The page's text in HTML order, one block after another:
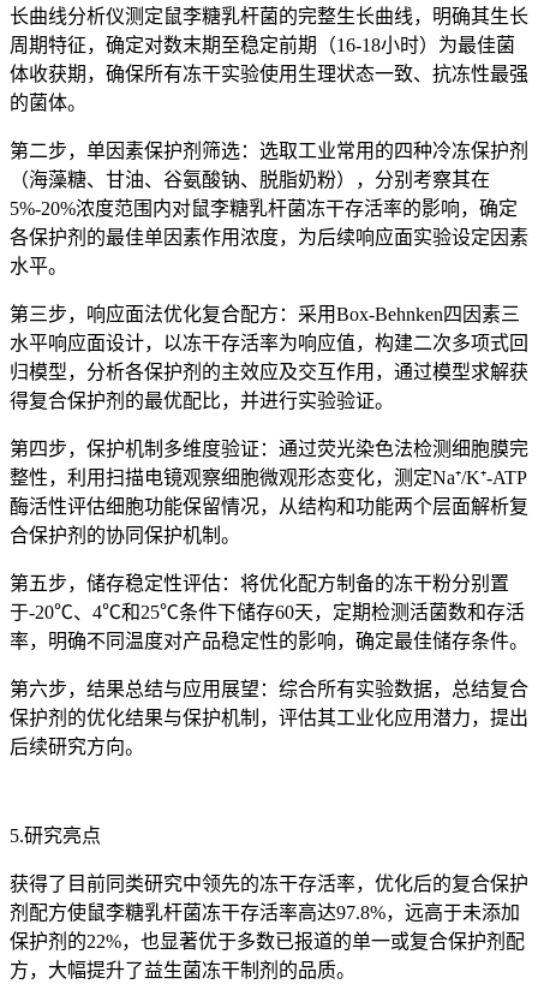
长曲线分析仪测定鼠李糖乳杆菌的完整生长曲线，明确其生长
周期特征，确定对数末期至稳定前期（16-18小时）为最佳菌
体收获期，确保所有冻干实验使用生理状态一致、抗冻性最强
的菌体。
第二步，单因素保护剂筛选：选取工业常用的四种冷冻保护剂
（海藻糖、甘油、谷氨酸钠、脱脂奶粉），分别考察其在
5%-20%浓度范围内对鼠李糖乳杆菌冻干存活率的影响，确定
各保护剂的最佳单因素作用浓度，为后续响应面实验设定因素
水平。
第三步，响应面法优化复合配方：采用Box-Behnken四因素三
水平响应面设计，以冻干存活率为响应值，构建二次多项式回
归模型，分析各保护剂的主效应及交互作用，通过模型求解获
得复合保护剂的最优配比，并进行实验验证。
第四步，保护机制多维度验证：通过荧光染色法检测细胞膜完
整性，利用扫描电镜观察细胞微观形态变化，测定Na⁺/K⁺-ATP
酶活性评估细胞功能保留情况，从结构和功能两个层面解析复
合保护剂的协同保护机制。
第五步，储存稳定性评估：将优化配方制备的冻干粉分别置
于-20℃、4℃和25℃条件下储存60天，定期检测活菌数和存活
率，明确不同温度对产品稳定性的影响，确定最佳储存条件。
第六步，结果总结与应用展望：综合所有实验数据，总结复合
保护剂的优化结果与保护机制，评估其工业化应用潜力，提出
后续研究方向。
5.研究亮点
获得了目前同类研究中领先的冻干存活率，优化后的复合保护
剂配方使鼠李糖乳杆菌冻干存活率高达97.8%，远高于未添加
保护剂的22%，也显著优于多数已报道的单一或复合保护剂配
方，大幅提升了益生菌冻干制剂的品质。